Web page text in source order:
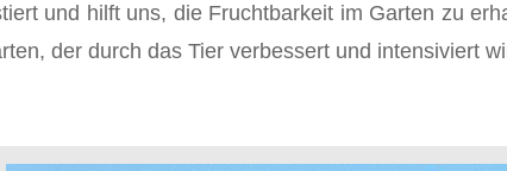
und hilft uns, die Fruchtbarkeit im Garten zu
der durch das Tier verbessert und intensiviert